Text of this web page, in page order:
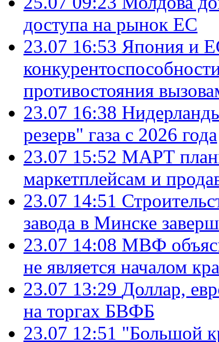
доступа на рынок ЕС
23.07 16:53 Япония и
противостояния
23.07 16:38
резерв" газа с 2026 года
23.07 15:52 МАРТ
маркетплейсам и
23.07 14:51
завода в Минске
23.07 14:08 МВФ
не является началом
23.07 13:29 Доллар,
на торгах БВФБ
23.07 12:51 "Большой